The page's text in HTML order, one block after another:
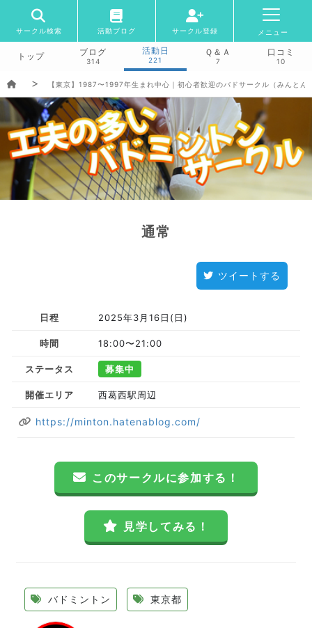
サークル検索 活動ブログ サークル登録 メニュー
トップ ブログ
314
活動日
221
Ｑ＆Ａ
7
口コミ
10
【東京】1987〜1997年生まれ中心｜初心者歓迎のバドサークル（みんとん
通常
ツイートする
日程 2025年3月16日(日)
時間 18:00〜21:00
ステータス 募集中
開催エリア 西葛西駅周辺
https://minton.hatenablog.com/
このサークルに参加する！
見学してみる！
バドミントン 東京都